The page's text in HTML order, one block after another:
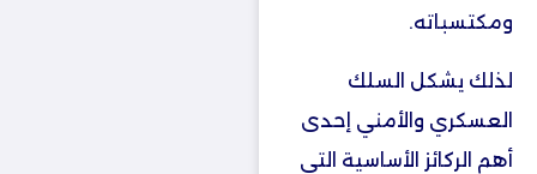
ومكتسباته.
لذلك يشكل السلك
العسكري والأمني إحدى
أهم الركائز الأساسية التي